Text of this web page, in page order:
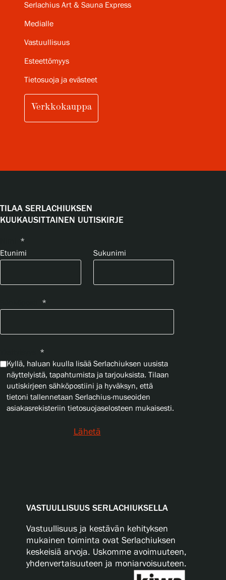
Serlachius Art & Sauna Express
Medialle
Vastuullisuus
Esteettömyys
Tietosuoja ja evästeet
Verkkokauppa
TILAA SERLACHIUKSEN
KUUKAUSITTAINEN UUTISKIRJE
*
Etunimi
Sukunimi
*
*
Kyllä, haluan kuulla lisää Serlachiuksen uusista
näyttelyistä, tapahtumista ja tarjouksista. Tilaan
uutiskirjeen sähköpostiini ja hyväksyn, että
tietoni tallennetaan Serlachius-museoiden
asiakasrekisteriin tietosuojaselosteen mukaisesti.
Lähetä
VASTUULLISUUS SERLACHIUKSELLA
Vastuullisuus ja kestävän kehityksen
mukainen toiminta ovat Serlachiuksen
keskeisiä arvoja. Uskomme avoimuuteen,
yhdenvertaisuuteen ja moniarvoisuuteen.